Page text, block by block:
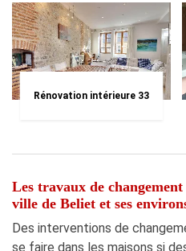
Rénovation intérieure 33
Les travaux de
ville de Beliet et ses
Des interventions de
se faire dans les maisons si